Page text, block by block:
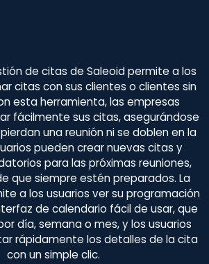
de citas de Saleoid permite a los
citas con sus clientes o clientes sin
esta herramienta, las empresas
fácilmente sus citas, asegurándose
una reunión ni se doblen en la
pueden crear nuevas citas y
para las próximas reuniones,
que siempre estén preparados. La
a los usuarios ver su programación
de calendario fácil de usar, que
día, semana o mes, y los usuarios
rápidamente los detalles de la cita
con un simple clic.